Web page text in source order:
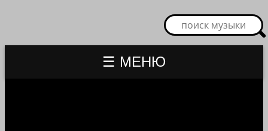
☰ МЕНЮ